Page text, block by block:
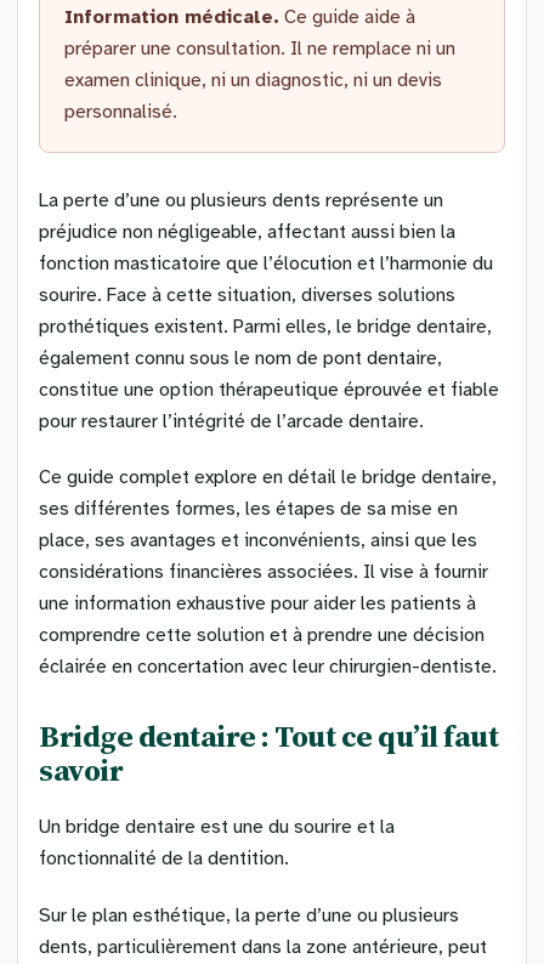
Information médicale. Ce guide aide à
préparer une consultation. Il ne remplace ni un
examen clinique, ni un diagnostic, ni un devis
personnalisé.
La perte d’une ou plusieurs dents représente un
préjudice non négligeable, affectant aussi bien la
fonction masticatoire que l’élocution et l’harmonie du
sourire. Face à cette situation, diverses solutions
prothétiques existent. Parmi elles, le bridge dentaire,
également connu sous le nom de pont dentaire,
constitue une option thérapeutique éprouvée et fiable
pour restaurer l’intégrité de l’arcade dentaire.
Ce guide complet explore en détail le bridge dentaire,
ses différentes formes, les étapes de sa mise en
place, ses avantages et inconvénients, ainsi que les
considérations financières associées. Il vise à fournir
une information exhaustive pour aider les patients à
comprendre cette solution et à prendre une décision
éclairée en concertation avec leur chirurgien-dentiste.
Bridge dentaire : Tout ce qu’il faut
savoir
Un bridge dentaire est une du sourire et la
fonctionnalité de la dentition.
Sur le plan esthétique, la perte d’une ou plusieurs
dents, particulièrement dans la zone antérieure, peut